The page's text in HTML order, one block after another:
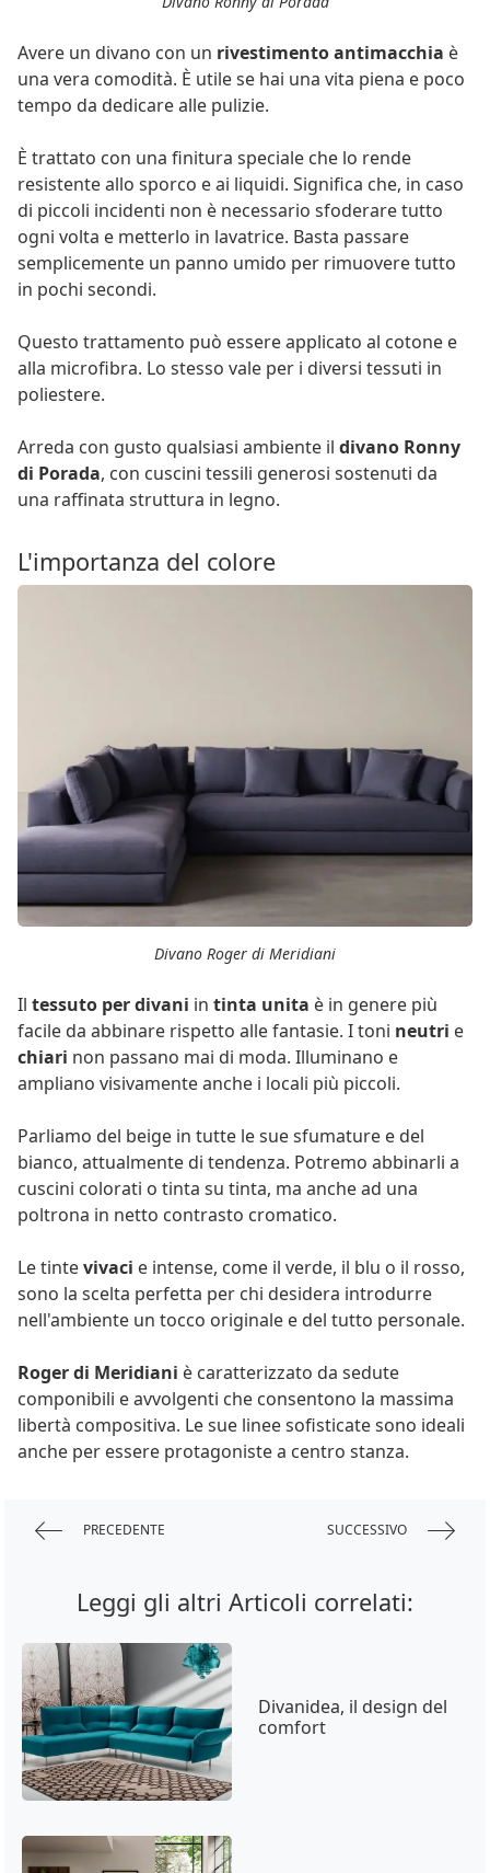
Avere un divano con un rivestimento antimacchia è
una vera comodità. È utile se hai una vita piena e poco
tempo da dedicare alle pulizie.
È trattato con una finitura speciale che lo rende
resistente allo sporco e ai liquidi. Significa che, in caso
di piccoli incidenti non è necessario sfoderare tutto
ogni volta e metterlo in lavatrice. Basta passare
semplicemente un panno umido per rimuovere tutto
in pochi secondi.
Questo trattamento può essere applicato al cotone e
alla microfibra. Lo stesso vale per i diversi tessuti in
poliestere.
Arreda con gusto qualsiasi ambiente il divano Ronny
di Porada, con cuscini tessili generosi sostenuti da
una raffinata struttura in legno.
L'importanza del colore
Divano Roger di Meridiani
Il tessuto per divani in tinta unita è in genere più
facile da abbinare rispetto alle fantasie. I toni neutri e
chiari non passano mai di moda. Illuminano e
ampliano visivamente anche i locali più piccoli.
Parliamo del beige in tutte le sue sfumature e del
bianco, attualmente di tendenza. Potremo abbinarli a
cuscini colorati o tinta su tinta, ma anche ad una
poltrona in netto contrasto cromatico.
Le tintevivaci e intense, come il verde, il blu o il rosso,
sono la scelta perfetta per chi desidera introdurre
nell'ambiente un tocco originale e del tutto personale.
Roger di Meridiani è caratterizzato da sedute
componibili e avvolgenti che consentono la massima
libertà compositiva. Le sue linee sofisticate sono ideali
anche per essere protagoniste a centro stanza.
PRECEDENTE SUCCESSIVO
Leggi gli altri Articoli correlati:
Divanidea, il design del
comfort